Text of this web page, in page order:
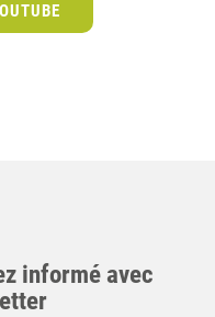
informé avec